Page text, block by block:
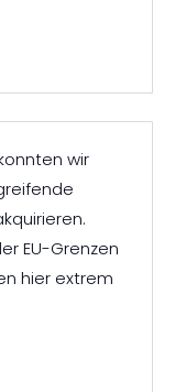
wir
EU-Grenzen
hier extrem